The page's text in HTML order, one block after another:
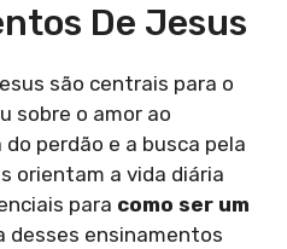
De Jesus
são centrais para o
sobre o amor ao
perdão e a busca pela
orientam a vida diária
para como ser um
desses ensinamentos